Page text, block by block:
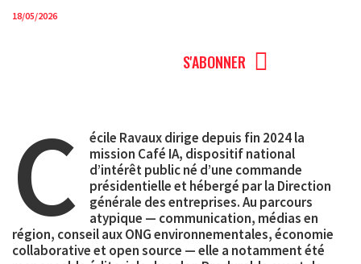
S'ABONNER
18/05/2026
C écile Ravauxdirige depuis fin 2024 la
mission Café IA, dispositif national
d’intérêt public né d’une commande
présidentielle et hébergé par la Direction
générale des entreprises. Au parcours
atypique — communication, médias en
région, conseil aux ONG environnementales, économie
collaborative et open source — elle a notamment été